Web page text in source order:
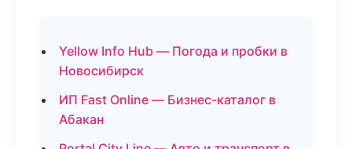
Yellow Info Hub — Погода и пробки в
Новосибирск
ИП Fast Online — Бизнес-каталог в
Абакан